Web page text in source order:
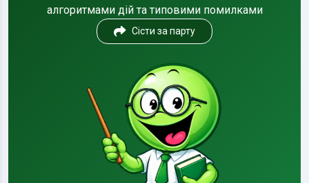
алгоритмами дій та типовими помилками
Сісти за парту